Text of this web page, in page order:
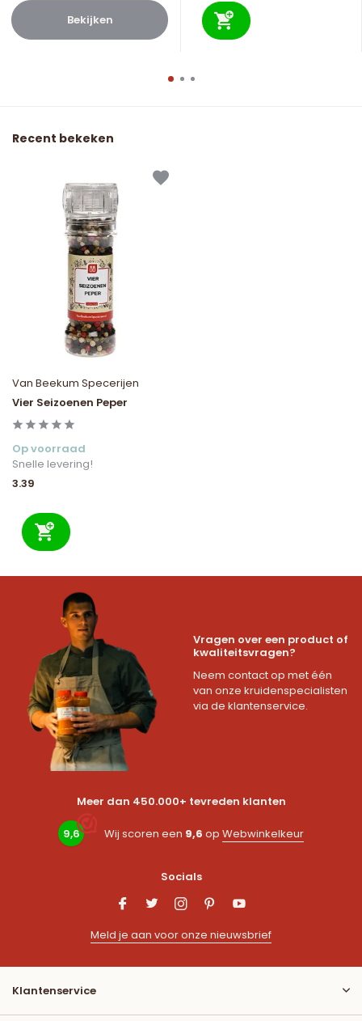
Bekijken
Recent bekeken
Van Beekum Specerijen
Vier Seizoenen Peper
Op voorraad
Snelle levering!
3.39
Vragen over een product of
kwaliteitsvragen?
Neem contact op met één
van onze kruidenspecialisten
via de klantenservice.
Meer dan 450.000+ tevreden klanten
9,6 Wij scoren een 9,6 op Webwinkelkeur
Socials
Meld je aan voor onze nieuwsbrief
Klantenservice